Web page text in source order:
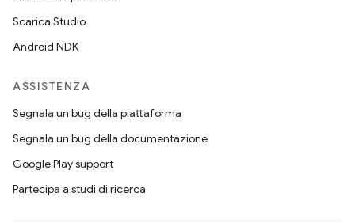
Scarica Studio
Android NDK
ASSISTENZA
Segnala un bug della piattaforma
Segnala un bug della documentazione
Google Play support
Partecipa a studi di ricerca